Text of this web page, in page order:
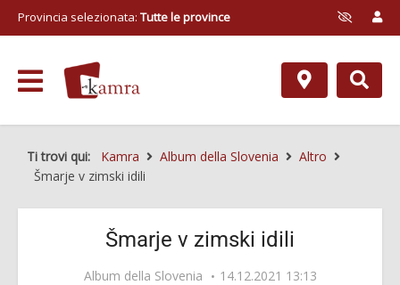
Provincia selezionata: Tutte le province
Ti trovi qui: Kamra Album della Slovenia
Altro
Šmarje v zimski idili
Šmarje v zimski idili
Album della Slovenia
14.12.2021 13:13